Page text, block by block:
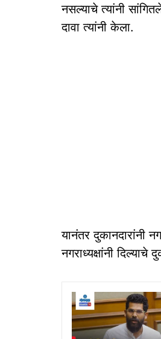
नसल्याचे त्यांनी
दावा त्यांनी केला.
यानंतर दुकानदारांनी
नगराध्यक्षांनी दिल्याचे